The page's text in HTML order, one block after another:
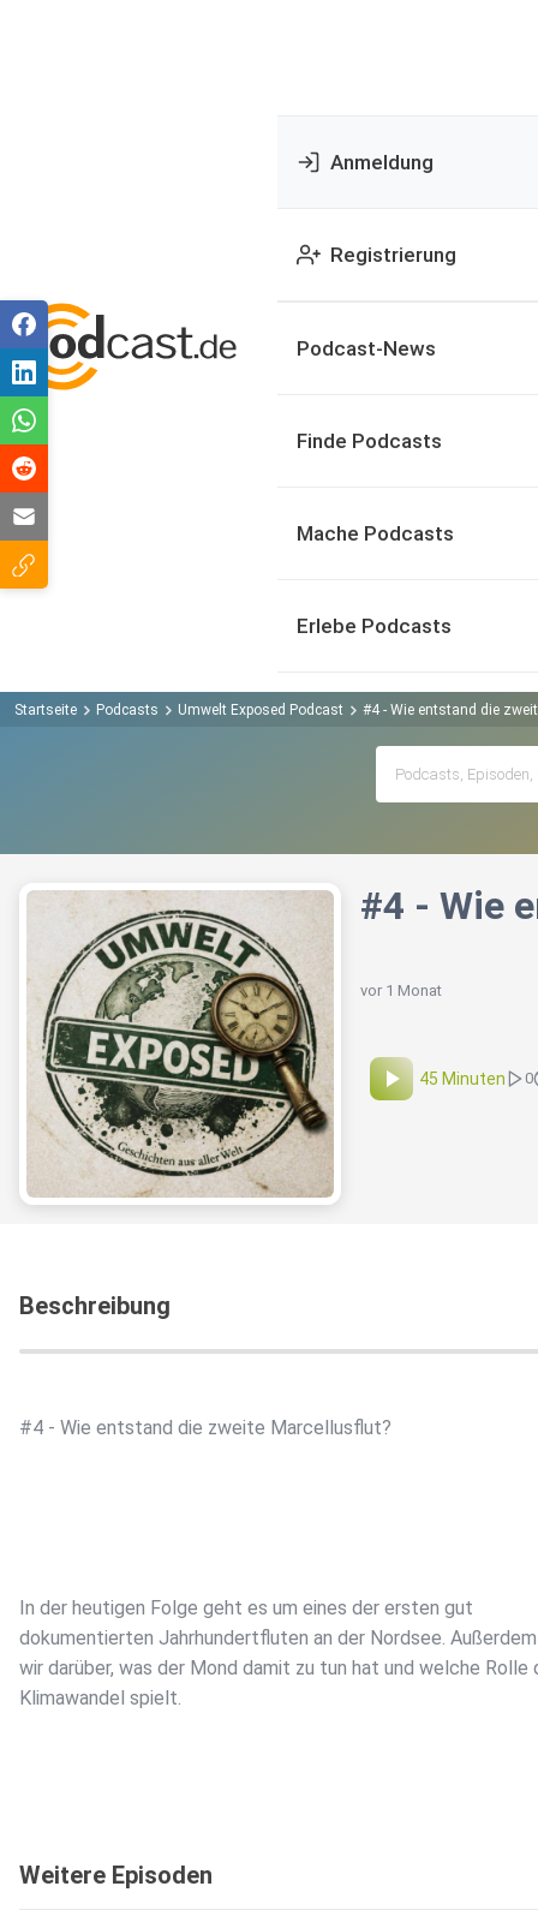
Anmeldung
Registrierung
Podcast-News
Finde Podcasts
Mache Podcasts
Erlebe Podcasts
Startseite Podcasts Umwelt Exposed Podcast #4 - Wie entstand die
#4 - Wie
vor 1 Monat
45 Minuten 0
Beschreibung
#4 - Wie entstand die zweite Marcellusflut?
In der heutigen Folge geht es um eines der ersten gut
dokumentierten Jahrhundertfluten an der Nordsee.
wir darüber, was der Mond damit zu tun hat und welche Rolle
Klimawandel spielt.
[1] Nordseesturmfluten im Klimawandel
Weitere Episoden